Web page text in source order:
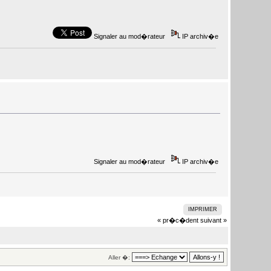
Signaler au mod�rateur IP archiv�e
Signaler au mod�rateur IP archiv�e
IMPRIMER
« pr�c�dent suivant »
Aller �: